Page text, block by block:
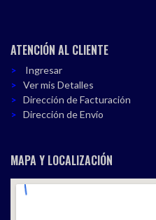
ATENCIÓN AL CLIENTE
Ingresar
Ver mis Detalles
Dirección de Facturación
Dirección de Envío
MAPA Y LOCALIZACIÓN